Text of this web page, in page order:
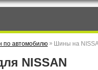
по автомобилю » Шины на
NISSAN